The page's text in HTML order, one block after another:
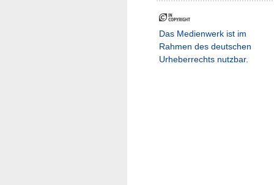
Das Medienwerk ist im
Rahmen des deutschen
Urheberrechts nutzbar.